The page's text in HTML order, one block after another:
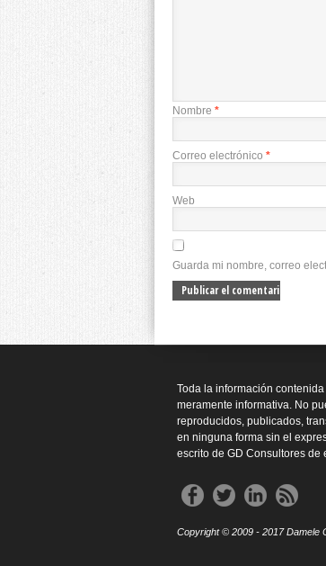
Nombre *
Correo electrónico *
Web
Guarda mi nombre, correo
Toda la información
meramente informativa. No
reproducidos, publicados,
en ninguna forma sin el
escrito de GD Consultores de
Copyright © 2009 - 2017 Damele